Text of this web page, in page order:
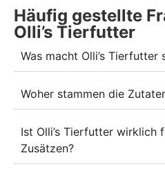
Häufig gestellte
Olli’s Tierfutter
Was macht Olli’s Tierfutter
Woher stammen die
Ist Olli’s Tierfutter wirklich
Zusätzen?